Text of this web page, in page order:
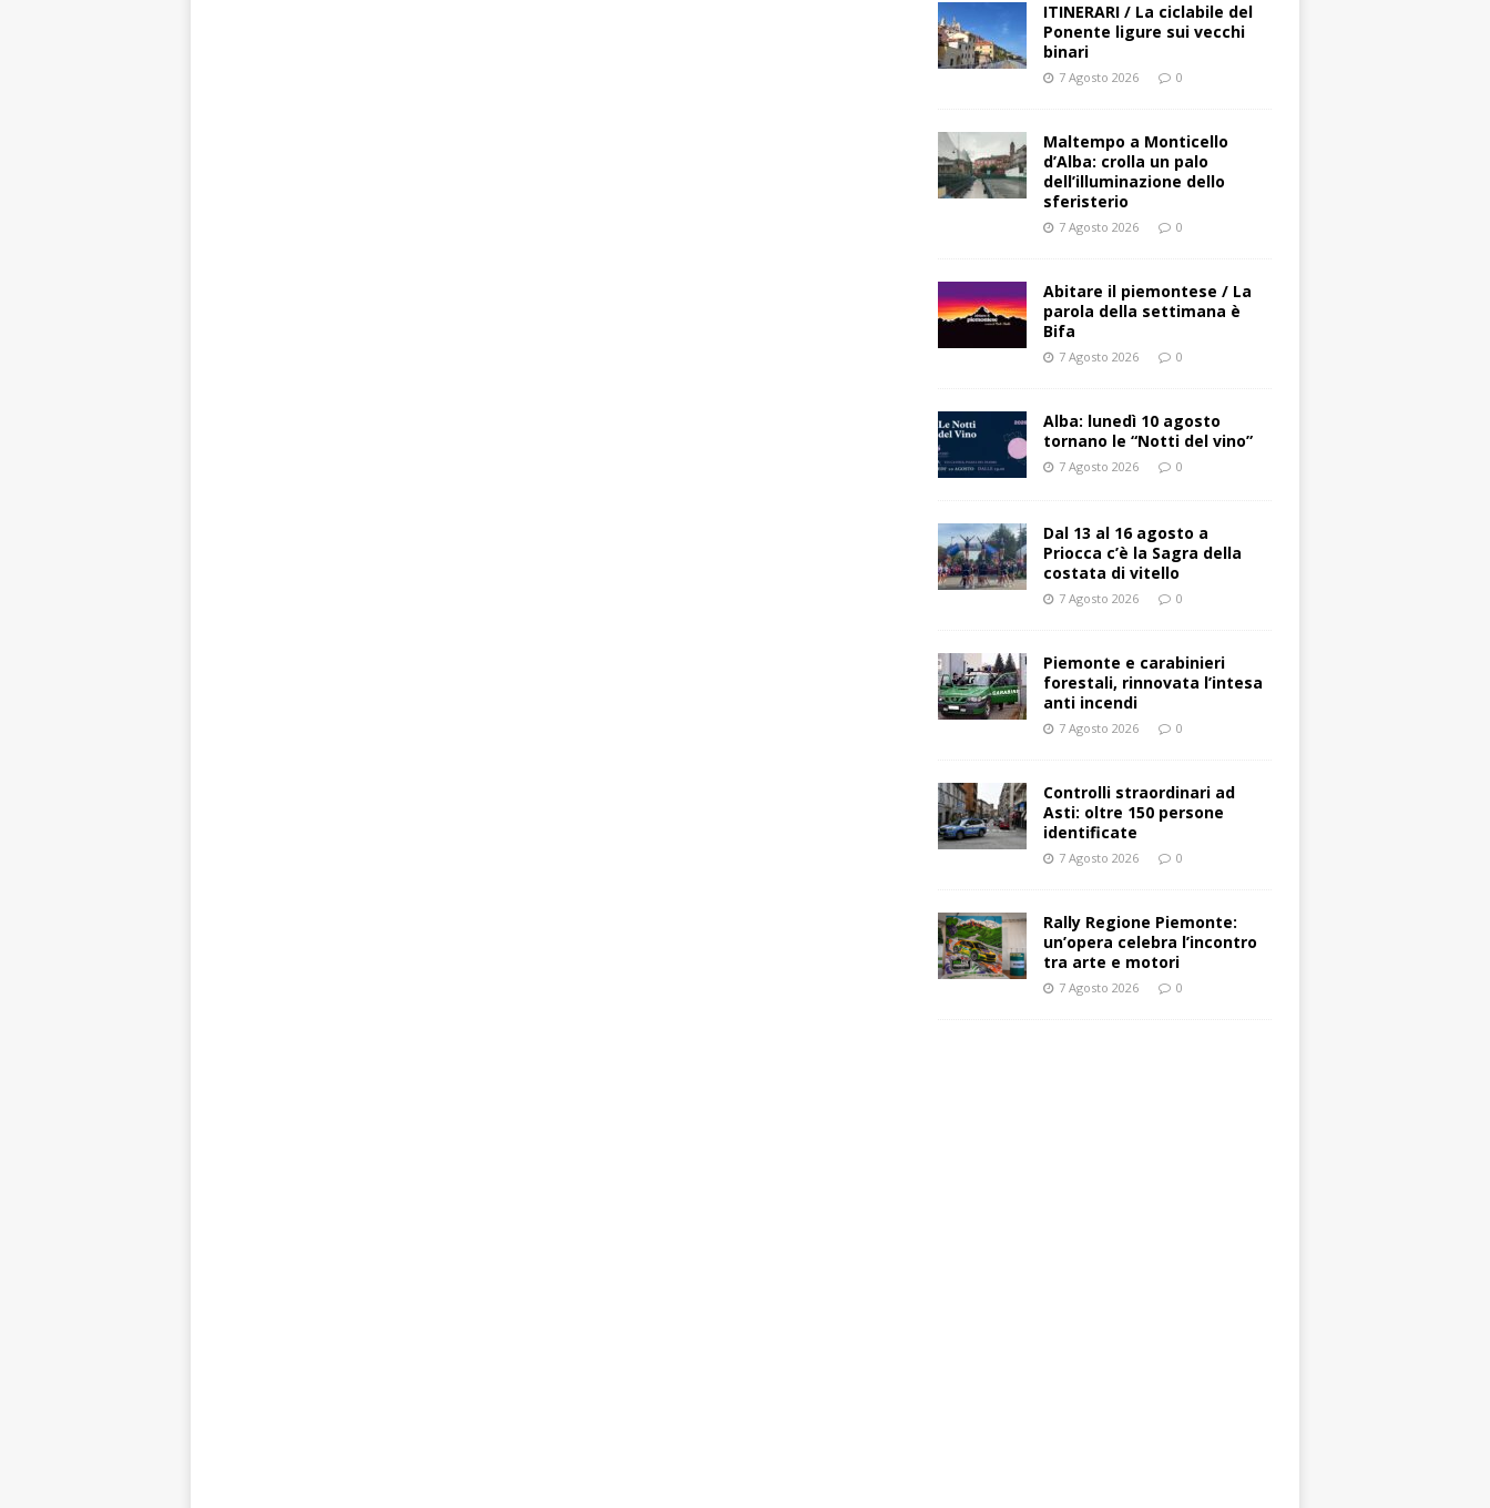
ITINERARI / La ciclabile del
Ponente ligure sui vecchi
binari
7 Agosto 2026 0
Maltempo a Monticello
d’Alba: crolla un palo
dell’illuminazione dello
sferisterio
7 Agosto 2026 0
Abitare il piemontese / La
parola della settimana è
Bifa
7 Agosto 2026 0
Alba: lunedì 10 agosto
tornano le “Notti del vino”
7 Agosto 2026 0
Dal 13 al 16 agosto a
Priocca c’è la Sagra della
costata di vitello
7 Agosto 2026 0
Piemonte e carabinieri
forestali, rinnovata l’intesa
anti incendi
7 Agosto 2026 0
Controlli straordinari ad
Asti: oltre 150 persone
identificate
7 Agosto 2026 0
Rally Regione Piemonte:
un’opera celebra l’incontro
tra arte e motori
7 Agosto 2026 0